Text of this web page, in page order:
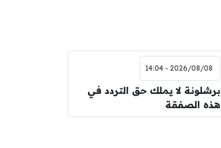
2026/08/08 - 14:04
برشلونة لا يملك حق التردد في
هذه الصفقة